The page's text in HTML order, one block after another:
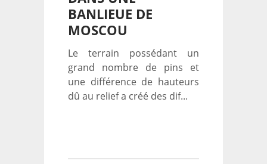
BANLIEUE DE
MOSCOU
Le terrain possédant un
grand nombre de pins et
une différence de hauteurs
dû au relief a créé des dif...